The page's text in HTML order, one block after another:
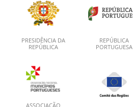
PRESIDÊNCIA DA
REPÚBLICA
REPÚBLICA
PORTUGUESA
ASSOCIAÇÃO